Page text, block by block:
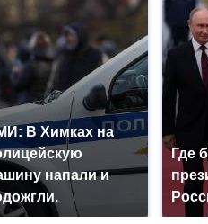
В Химках на
напали и
Где